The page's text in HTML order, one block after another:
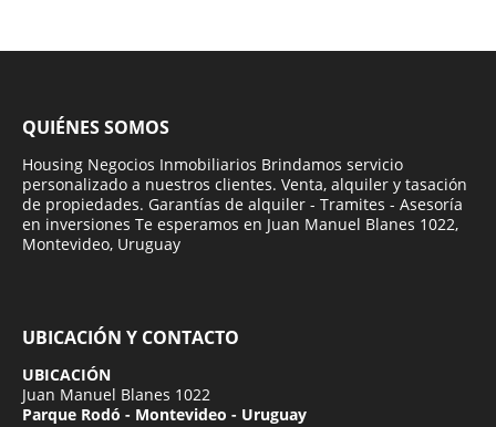
QUIÉNES SOMOS
Housing Negocios Inmobiliarios Brindamos servicio
personalizado a nuestros clientes. Venta, alquiler y tasación
de propiedades. Garantías de alquiler - Tramites - Asesoría
en inversiones Te esperamos en Juan Manuel Blanes 1022,
Montevideo, Uruguay
UBICACIÓN Y CONTACTO
UBICACIÓN
Juan Manuel Blanes 1022
Parque Rodó - Montevideo - Uruguay